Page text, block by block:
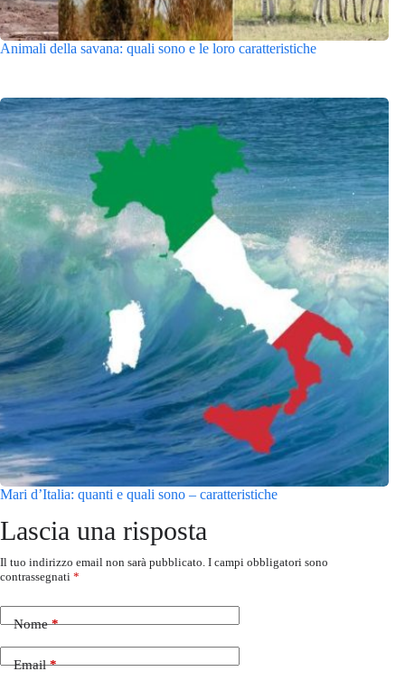
Animali della savana: quali sono e le loro caratteristiche
Mari d’Italia: quanti e quali sono – caratteristiche
Lascia una risposta
Il tuo indirizzo email non sarà pubblicato. I campi obbligatori sono
contrassegnati *
Nome*
Email*